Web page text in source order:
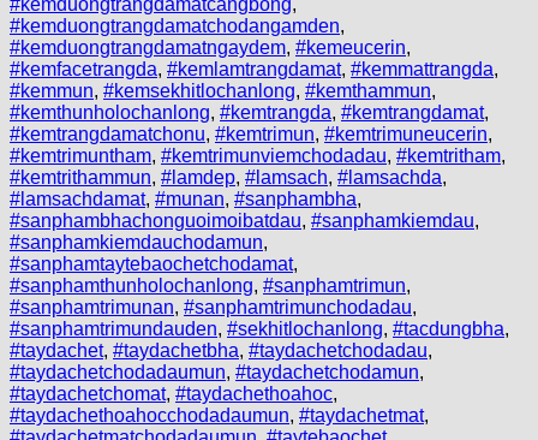
#kemduongtrangdamatcangbong,
#kemduongtrangdamatchodangamden,
#kemduongtrangdamatngaydem, #kemeucerin,
#kemfacetrangda, #kemlamtrangdamat, #kemmattrangda,
#kemmun, #kemsekhitlochanlong, #kemthammun,
#kemthunholochanlong, #kemtrangda, #kemtrangdamat,
#kemtrangdamatchonu, #kemtrimun, #kemtrimuneucerin,
#kemtrimuntham, #kemtrimunviemchodadau, #kemtritham,
#kemtrithammun, #lamdep, #lamsach, #lamsachda,
#lamsachdamat, #munan, #sanphambha,
#sanphambhachonguoimoibatdau, #sanphamkiemdau,
#sanphamkiemdauchodamun,
#sanphamtaytebaochetchodamat,
#sanphamthunholochanlong, #sanphamtrimun,
#sanphamtrimunan, #sanphamtrimunchodadau,
#sanphamtrimundauden, #sekhitlochanlong, #tacdungbha,
#taydachet, #taydachetbha, #taydachetchodadau,
#taydachetchodadaumun, #taydachetchodamun,
#taydachetchomat, #taydachethoahoc,
#taydachethoahocchodadaumun, #taydachetmat,